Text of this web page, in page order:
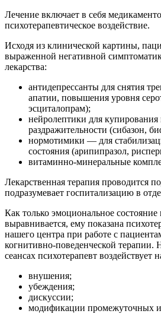
Лечение включает в себя
психотерапевтическое воздействие.
Исходя из клинической картины,
выраженной негативной
лекарства:
антидепрессанты для снятия
апатии, повышения уровня
эсциталопрам);
нейролептики для купирования
раздражительности (сибазон,
нормотимики — для
состояния (арипипразол,
витаминно-минеральные
Лекарственная терапия проводится
подразумевает госпитализацию в
Как только эмоциональное состояние
выравнивается, ему показана
нашего центра при работе с
когнитивно-поведенческой
сеансах психотерапевт
внушения;
убеждения;
дискуссии;
модификации промежуточных